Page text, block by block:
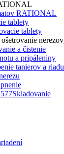
RATIONAL
tablety
tablety
a čistenie
a pripáleniny
tanierov a riadu
Skladovanie